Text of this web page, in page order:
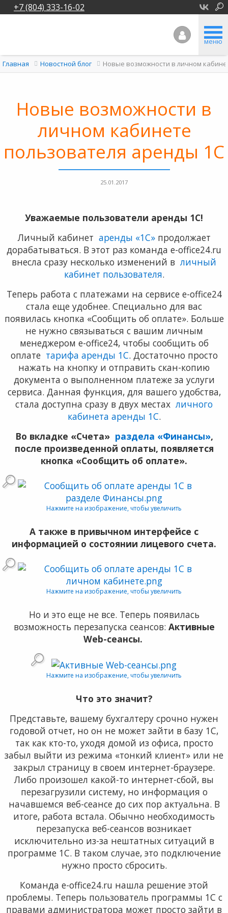
+7 (804) 333-16-02
меню
Главная Новостной блог Новые возможности в личном
Новые возможности в
личном кабинете
пользователя аренды 1С
25.01.2017
Уважаемые пользователи аренды 1С!
Личный кабинет аренды «1С»продолжает
дорабатываться. В этот раз команда e-office24.ru
внесла сразу несколько изменений вличный
кабинет пользователя.
Теперь работа с платежами на сервисе e-office24
стала еще удобнее. Специально для вас
появилась кнопка «Сообщить об оплате». Больше
не нужно связываться с вашим личным
менеджером e-office24, чтобы сообщить об
оплате тарифа аренды 1С. Достаточно просто
нажать на кнопку и отправить скан-копию
документа о выполненном платеже за услуги
сервиса. Данная функция, для вашего удобства,
стала доступна сразу в двух местахличного
кабинета аренды 1С.
Во вкладке «Счета» раздела «Финансы»,
после произведенной оплаты, появляется
кнопка «Сообщить об оплате».
Нажмите на изображение, чтобы увеличить
А также в привычном интерфейсе с
информацией о состоянии лицевого счета.
Нажмите на изображение, чтобы увеличить
Но и это еще не все. Теперь появилась
возможность перезапуска сеансов: Активные
Web-сеансы.
Нажмите на изображение, чтобы увеличить
Что это значит?
Представьте, вашему бухгалтеру срочно нужен
годовой отчет, но он не может зайти в базу 1С,
так как кто-то, уходя домой из офиса, просто
забыл выйти из режима «тонкий клиент» или не
закрыл страницу в своем интернет-браузере.
Либо произошел какой-то интернет-сбой, вы
перезагрузили систему, но информация о
начавшемся веб-сеансе до сих пор актуальна. В
итоге, работа встала. Обычно необходимость
перезапуска веб-сеансов возникает
исключительно из-за нештатных ситуаций в
программе 1С. В таком случае, это подключение
нужно просто сбросить.
Команда e-office24.ru нашла решение этой
проблемы. Теперь пользователь программы 1С с
правами администратора может просто зайти в